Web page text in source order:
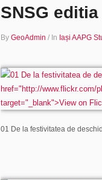
SNSG
By GeoAdmin / In Iași AAPG
01 De la festivitatea de